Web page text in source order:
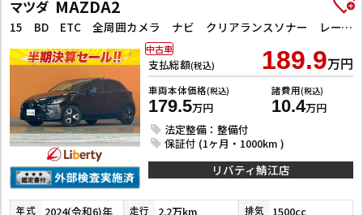
マツダ MAZDA2
15 BD ETC 全周囲カメラ ナビ クリアランスソナー レーンアシスト 衝突被害軽減システム アルミホイール オートライト LEDヘッドランプ スマートキー アイドリングストップ
支払総額(税込) 189.9万円
車両本体価格(税込)
179.5万円
諸費用(税込)
10.4万円
法定整備：整備付
保証付 (1ヶ月・1000km )
中古車
リバティ鯖江店
年式 2024(令和6)年 走行 2.2万km 排気 1500cc